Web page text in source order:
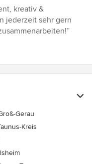
kreativ &
jederzeit sehr gern
Gerau
Kreis